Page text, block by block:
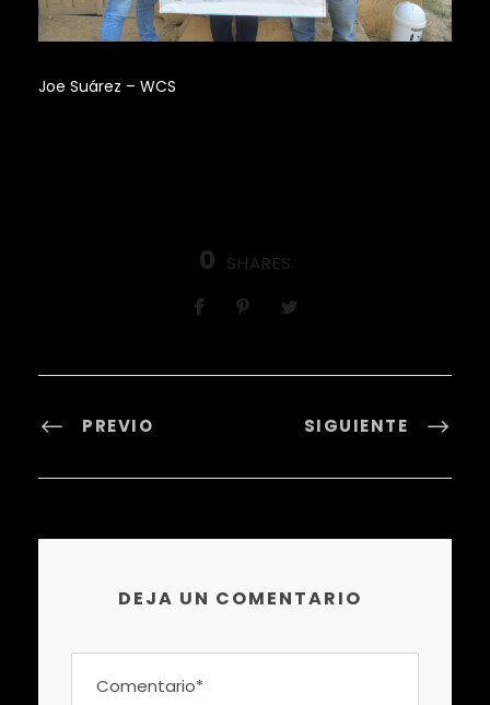
Joe Suárez – WCS
0 SHARES
PREVIO SIGUIENTE
DEJA UN COMENTARIO